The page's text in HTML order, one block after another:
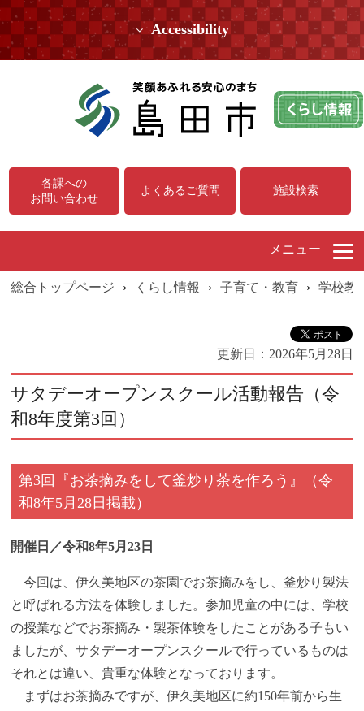
Accessibility
各課への
お問い合わせ
よくあるご質問 施設検索
メニュー
総合トップページ › くらし情報 › 子育て・教育 › 学校教
更新日： 2026年5月28日
サタデーオープンスクール活動報告（令
和8年度第3回）
第3回『お茶摘みをして釜炒り茶を作ろう』（令
和8年5月28日掲載）
開催日／令和8年5月23日
今回は、伊久美地区の茶園でお茶摘みをし、釜炒り製法
と呼ばれる方法を体験しました。参加児童の中には、学校
の授業などでお茶摘み・製茶体験をしたことがある子もい
ましたが、サタデーオープンスクールで行っているものは
それとは違い、貴重な体験となっております。
まずはお茶摘みですが、伊久美地区に約150年前から生